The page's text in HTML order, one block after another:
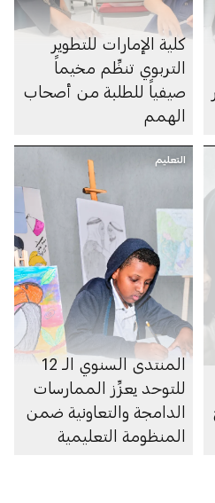
كلية الإمارات للتطوير
التربوي تنظِّم مخيماً
صيفياً للطلبة من أصحاب
الهمم
التعليم
المنتدى السنوي الـ 12
للتوحد يعزِّز الممارسات
الدامجة والتعاونية ضمن
المنظومة التعليمية